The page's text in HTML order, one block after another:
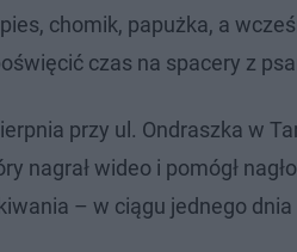
chomik, papużka, a
czas na spacery z
przy ul. Ondraszka w
nagrał wideo i pomógł
– w ciągu jednego dnia